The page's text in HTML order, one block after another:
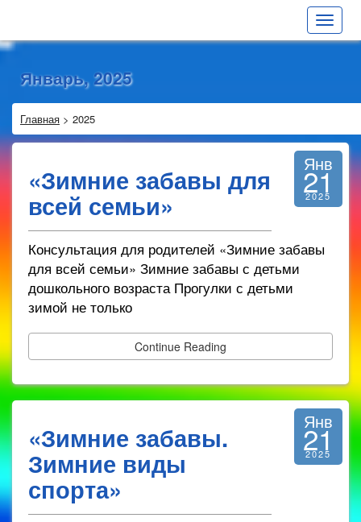
Toggle
Январь, 2025
Главная > 2025
«Зимние забавы для
всей семьи»
Янв
21
2025
Консультация для родителей «Зимние забавы
для всей семьи» Зимние забавы с детьми
дошкольного возраста Прогулки с детьми
зимой не только
Continue Reading
«Зимние забавы.
Зимние виды
спорта»
Янв
21
2025